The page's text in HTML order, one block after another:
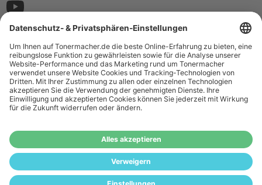
¹ Nur gültig für den Versand innerhalb Deutschlands. Befindet sich ein Warenwert
von mindestens 35€ (inkl. Mwst.) an Ampertec Artikeln in Ihrem Warenkorb, ist der
Versand für Sie kostenfrei.
Das Angebot von tonermacher.de richtet sich
nicht an Wiederverkäufer. Wenn Sie Wiederverkäufer sind,